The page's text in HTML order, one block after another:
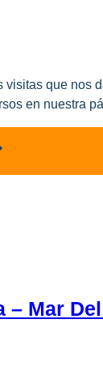
que
en nuestra
– Mar